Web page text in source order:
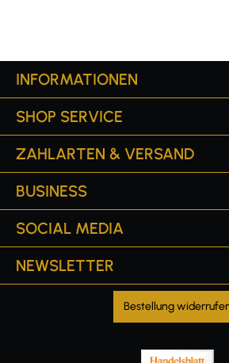
INFORMATIONEN
SHOP SERVICE
ZAHLARTEN & VERSAND
BUSINESS
SOCIAL MEDIA
NEWSLETTER
Bestellung